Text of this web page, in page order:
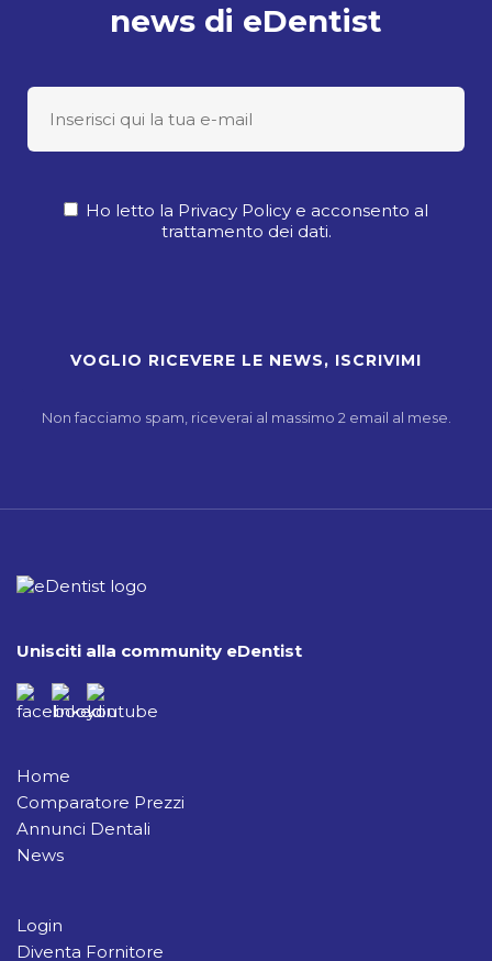
news di eDentist
Ho letto la Privacy Policy e acconsento al
trattamento dei dati.
Non facciamo spam, riceverai al massimo 2 email al mese.
Unisciti alla community eDentist
Home
Comparatore Prezzi
Annunci Dentali
News
Login
Diventa Fornitore